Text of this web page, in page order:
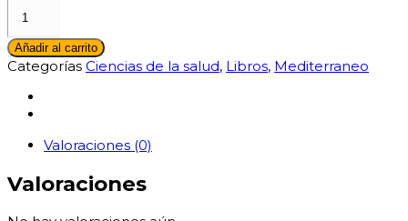
DE
MANEJO
INTENSIVO
NEONATAL
cantidad
Añadir al carrito
Categorías Ciencias de la salud, Libros, Mediterraneo
Valoraciones (0)
Valoraciones